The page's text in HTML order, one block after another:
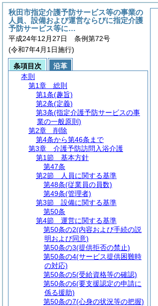
秋田市指定介護予防サービス等の事業の
人員、設備および運営ならびに指定介護
予防サービス等に…
平成24年12月27日 条例第72号
(令和7年4月1日施行)
条項目次
沿革
本則
第1章
総則
第1条(趣旨)
第2条(定義)
第3条(指定介護予防サービスの事
業の一般原則)
第2章
削除
第4条から第46条まで
第3章
介護予防訪問入浴介護
第1節
基本方針
第47条
第2節
人員に関する基準
第48条(従業員の員数)
第49条(管理者)
第3節
設備に関する基準
第50条
第4節
運営に関する基準
第50条の2(内容および手続の説
明および同意)
第50条の3(提供拒否の禁止)
第50条の4(サービス提供困難時
の対応)
第50条の5(受給資格等の確認)
第50条の6(要支援認定の申請に
係る援助)
第50条の7(心身の状況等の把握)